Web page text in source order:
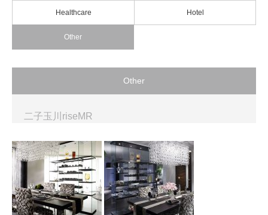
Healthcare Hotel
Other
Other
二子玉川riseMR